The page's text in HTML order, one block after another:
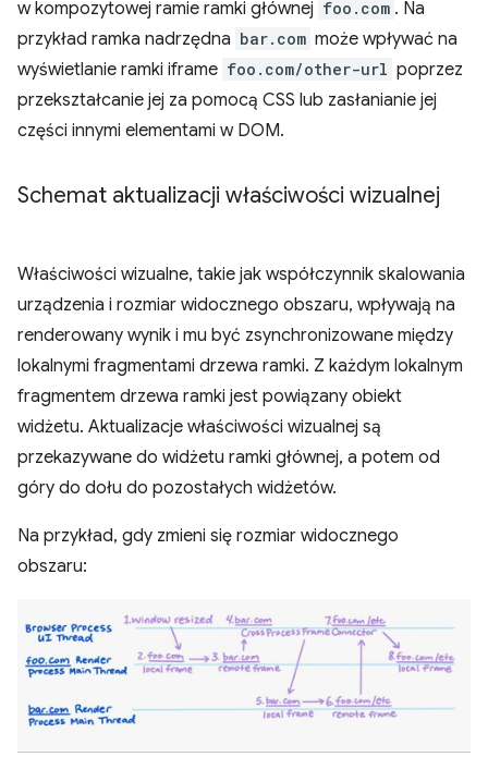
w kompozytowej ramie ramki głównej foo.com . Na
przykład ramka nadrzędna bar.com może wpływać na
wyświetlanie ramki iframe foo.com/other-url poprzez
przekształcanie jej za pomocą CSS lub zasłanianie jej
części innymi elementami w DOM.
Schemat aktualizacji właściwości wizualnej
Właściwości wizualne, takie jak współczynnik skalowania
urządzenia i rozmiar widocznego obszaru, wpływają na
renderowany wynik i mu być zsynchronizowane między
lokalnymi fragmentami drzewa ramki. Z każdym lokalnym
fragmentem drzewa ramki jest powiązany obiekt
widżetu. Aktualizacje właściwości wizualnej są
przekazywane do widżetu ramki głównej, a potem od
góry do dołu do pozostałych widżetów.
Na przykład, gdy zmieni się rozmiar widocznego
obszaru: